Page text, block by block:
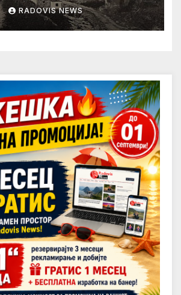
RADOVIS NEWS